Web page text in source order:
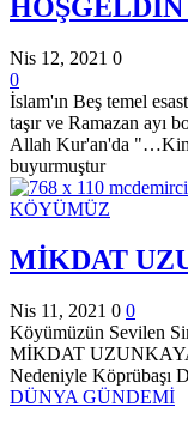
Nis 12, 2021 0
0
İslam'ın Beş temel
taşır ve Ramazan ayı
Allah Kur'an'da "…Kim
buyurmuştur
KÖYÜMÜZ
MİKDAT
Nis 11, 2021 0 0
Köyümüzün Sevilen
MİKDAT UZUNKAYA
Nedeniyle Köprübaşı
DÜNYA GÜNDEMİ